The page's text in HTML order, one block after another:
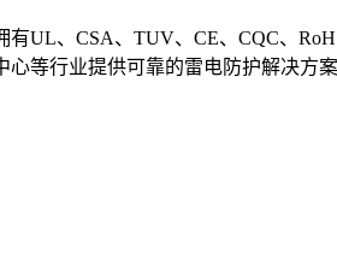
有UL、CSA、TUV、CE、CQC、
心等行业提供可靠的雷电防护解决方案